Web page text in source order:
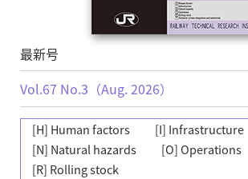
最新号
Vol.67 No.3（Aug. 2026）
[H] Human factors
[I] Infrastructure
[N] Natural hazards
[O] Operations
[R] Rolling stock